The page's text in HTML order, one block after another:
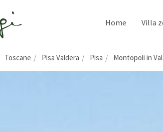
Home Villa
Toscane Pisa Valdera Pisa Montopoli in